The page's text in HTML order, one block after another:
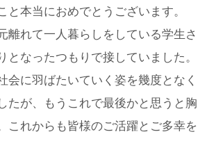
と本当におめでとうございます。
離れて一人暮らしをしている学生さ
となったつもりで接していました。
会に羽ばたいていく姿を幾度となく
たが、もうこれで最後かと思うと胸
これからも皆様のご活躍とご多幸を